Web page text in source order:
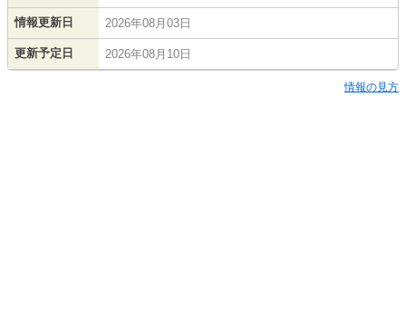
情報更新日 2026年08月03日
更新予定日 2026年08月10日
情報の見方